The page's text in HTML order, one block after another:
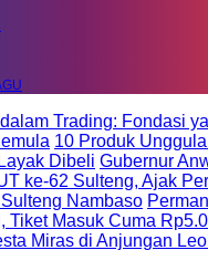
Trading: Fondasi
10 Produk
Dibeli Gubernur
ke-62 Sulteng, Ajak
Nambaso
Tiket Masuk Cuma
Miras di Anjungan